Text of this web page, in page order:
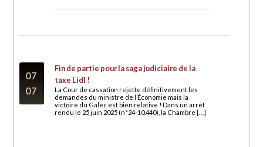
07
07
Fin de partie pour la saga judiciaire de la
taxe Lidl !
La Cour de cassation rejette définitivement les
demandes du ministre de l’Économie mais la
victoire du Galec est bien relative ! Dans un arrêt
rendu le 25 juin 2025 (n°24-10.440), la Chambre […]